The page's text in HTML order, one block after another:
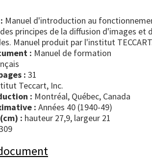
Manuel d'introduction au
principes de la diffusion d'images et
Manuel produit par l'institut
:
manuel de formation
: 31
Teccart, Inc.
: Montréal, Québec, Canada
: Années 40 (1940-49)
: hauteur 27,9, largeur 21